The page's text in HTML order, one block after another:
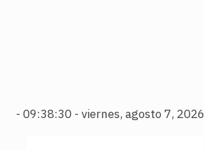
- 09:38:31 - viernes, agosto 7, 2026